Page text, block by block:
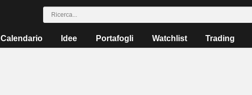
Calendario Idee Portafogli Watchlist Trading